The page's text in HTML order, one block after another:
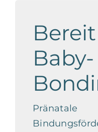
Baby-
Pränatale